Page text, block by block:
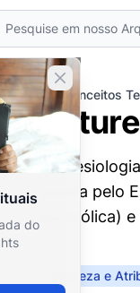
Fechar banner
do
Conceitos
A
guiada pelo
apostólica)
Natureza e